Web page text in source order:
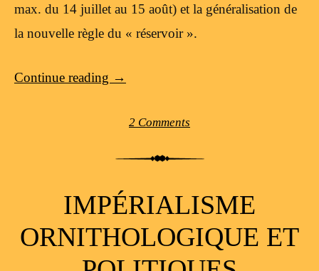
max. du 14 juillet au 15 août) et la généralisation de
la nouvelle règle du « réservoir ».
Continue reading →
2 Comments
IMPÉRIALISME
ORNITHOLOGIQUE ET